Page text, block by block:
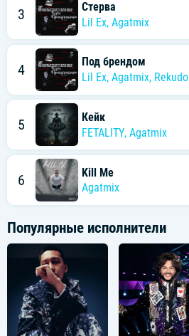
3
Стерва
Lil Ex, Agatmix
4
Под брендом
Lil Ex, Agatmix, Rekudo
5
Кейк
FETALITY, Agatmix
6
Kill Me
Agatmix
Популярные исполнители